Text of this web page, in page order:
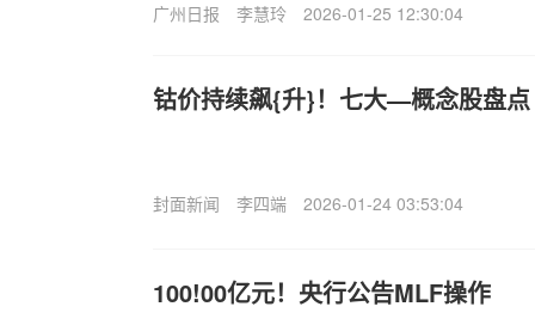
广州日报 李慧玲 2026-01-25 12:30:04
钴价持续飙{升}！七大—概念股盘
封面新闻 李四端 2026-01-24 03:53:04
100!00亿元！央行公告MLF操作